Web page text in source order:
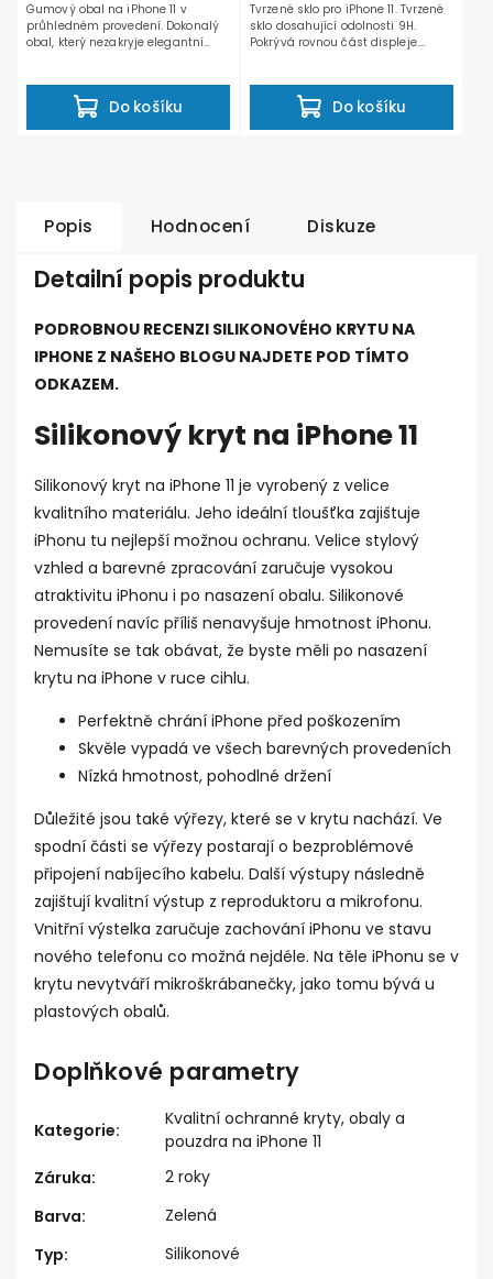
Do košíku
Gumový obal na iPhone 11 v
průhledném provedení. Dokonalý
obal, který nezakryje elegantní
Do košíku
Tvrzené sklo pro iPhone 11. Tvrzené
sklo dosahující odolnosti 9H.
Pokrývá rovnou část displeje.
Popis Hodnocení Diskuze
Detailní popis produktu
PODROBNOU RECENZI SILIKONOVÉHO KRYTU NA
IPHONE Z NAŠEHO BLOGU NAJDETE POD TÍMTO
ODKAZEM.
Silikonový kryt na iPhone 11
Silikonový kryt na iPhone 11 je vyrobený z velice
kvalitního materiálu. Jeho ideální tloušťka zajištuje
iPhonu tu nejlepší možnou ochranu. Velice stylový
vzhled a barevné zpracování zaručuje vysokou
atraktivitu iPhonu i po nasazení obalu. Silikonové
provedení navíc příliš nenavyšuje hmotnost iPhonu.
Nemusíte se tak obávat, že byste měli po nasazení
krytu na iPhone v ruce cihlu.
Perfektně chrání iPhone před poškozením
Skvěle vypadá ve všech barevných provedeních
Nízká hmotnost, pohodlné držení
Důležité jsou také výřezy, které se v krytu nachází. Ve
spodní části se výřezy postarají o bezproblémové
připojení nabíjecího kabelu. Další výstupy následně
zajištují kvalitní výstup z reproduktoru a mikrofonu.
Vnitřní výstelka zaručuje zachování iPhonu ve stavu
nového telefonu co možná nejdéle. Na těle iPhonu se v
krytu nevytváří mikroškrábanečky, jako tomu bývá u
plastových obalů.
Doplňkové parametry
Kategorie:
Kvalitní ochranné kryty, obaly a
pouzdra na iPhone 11
Záruka:
2 roky
Barva:
Zelená
Typ:
Silikonové